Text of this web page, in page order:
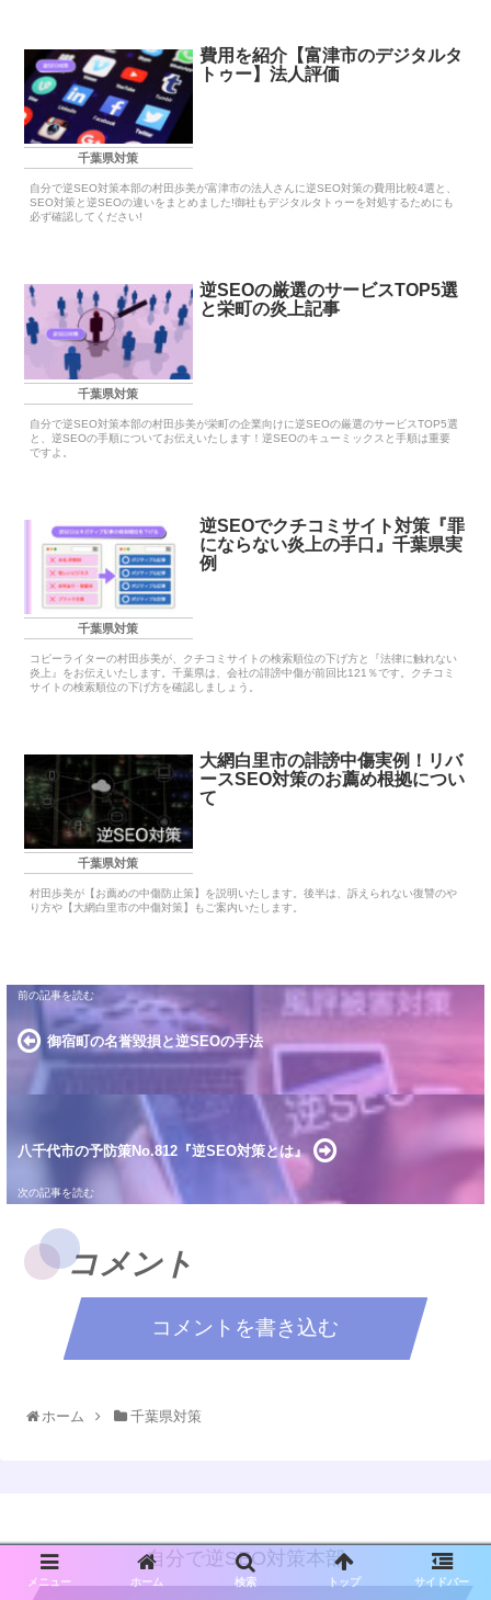
千葉県対策
費用を紹介【富津市のデジタルタ
トゥー】法人評価
自分で逆SEO対策本部の村田歩美が富津市の法人さんに逆SEO対策の費用比較4選と、
SEO対策と逆SEOの違いをまとめました!御社もデジタルタトゥーを対処するためにも
必ず確認してください!
千葉県対策
逆SEOの厳選のサービスTOP5選
と栄町の炎上記事
自分で逆SEO対策本部の村田歩美が栄町の企業向けに逆SEOの厳選のサービスTOP5選
と、逆SEOの手順についてお伝えいたします！逆SEOのキューミックスと手順は重要
ですよ。
千葉県対策
逆SEOでクチコミサイト対策『罪
にならない炎上の手口』千葉県実
例
コピーライターの村田歩美が、クチコミサイトの検索順位の下げ方と『法律に触れない
炎上』をお伝えいたします。千葉県は、会社の誹謗中傷が前回比121％です。クチコミ
サイトの検索順位の下げ方を確認しましょう。
千葉県対策
大網白里市の誹謗中傷実例！リバ
ースSEO対策のお薦め根拠につい
て
村田歩美が【お薦めの中傷防止策】を説明いたします。後半は、訴えられない復讐のや
り方や【大網白里市の中傷対策】もご案内いたします。
御宿町の名誉毀損と逆SEOの手法
八千代市の予防策No.812『逆SEO対策とは』
コメント
コメントを書き込む
ホーム 千葉県対策
自分で逆SEO対策本部
メニュー ホーム 検索 トップ サイドバー